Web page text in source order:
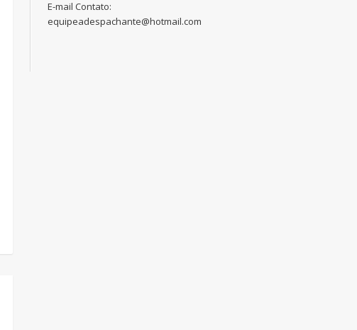
E-mail Contato:
equipeadespachante@hotmail.com